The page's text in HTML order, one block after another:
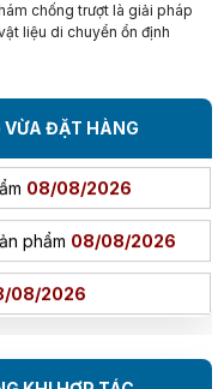
chống trượt là giải pháp
liệu di chuyển ổn định
chịu mài mòn để đảm
dụng lâu dài.
VỪA ĐẶT HÀNG
08/2026
08/08/2026
08/08/2026
phẩm 08/08/2026
08/2026